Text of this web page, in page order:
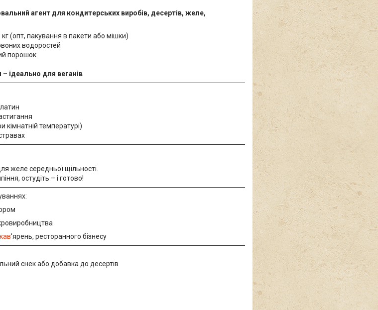
агент для кондитерських виробів, десертів, желе,
кг (опт, пакування в пакети або мішки)
водоростей
порошок
ідеально для веганів
кімнатній температурі)
желе середньої щільності.
остудіть – і готово!
кав'ярень, ресторанного бізнесу
снек або добавка до десертів